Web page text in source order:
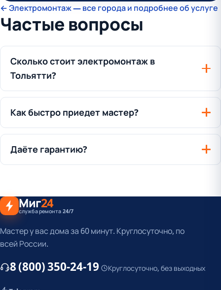
← Электромонтаж — все города и подробнее об услуге
Частые вопросы
Сколько стоит электромонтаж в
Тольятти?
Как быстро приедет мастер?
Даёте гарантию?
Миг24
служба ремонта 24/7
Мастер у вас дома за 60 минут. Круглосуточно, по
всей России.
8 (800) 350-24-19 Круглосуточно, без выходных